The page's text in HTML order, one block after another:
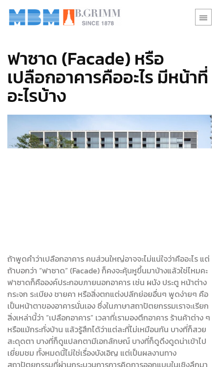
ฟาซาด (Facade) หรือ
เปลือกอาคารคืออะไร มีหน้าที่
อะไรบ้าง
ถ้าพูดคำว่าเปลือกอาคาร คนส่วนใหญ่อาจจะไม่แน่ใจว่าคืออะไร แต่
ถ้าบอกว่า “ฟาซาด” (Facade) ก็คงจะคุ้นหูขึ้นมาบ้างแล้วใช่ไหมคะ
ฟาซาดก็คือองค์ประกอบภายนอกอาคาร เช่น ผนัง ประตู หน้าต่าง
กระจก ระเบียง ชายคา หรือสิ่งตกแต่งปลีกย่อยอื่นๆ พูดง่ายๆ คือ
เป็นหน้าตาของอาคารนั่นเอง ซึ่งในภาษาสถาปัตยกรรมเราจะเรียก
สิ่งเหล่านี้ว่า “เปลือกอาคาร” เวลาที่เรามองตึกอาคาร ร้านค้าต่าง ๆ
หรือแม้กระทั่งบ้าน แล้วรู้สึกได้ว่าแต่ละที่ไม่เหมือนกัน บางที่ก็สวย
สะดุดตา บางที่ก็ดูแปลกตามีเอกลักษณ์ บางที่ก็ดูดึงดูดน่าเข้าไป
เยี่ยมชม ทั้งหมดนี้ไม่ใช่เรื่องบังเอิญ แต่เป็นผลงานทาง
สถาปัตยกรรมที่ผ่านกระบวนการการคิดการออกแบบในเชิงลึกมา